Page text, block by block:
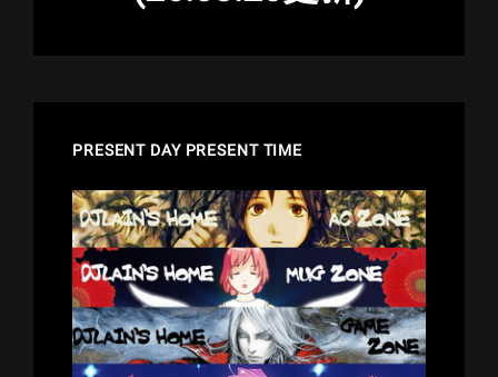
PRESENT DAY PRESENT TIME